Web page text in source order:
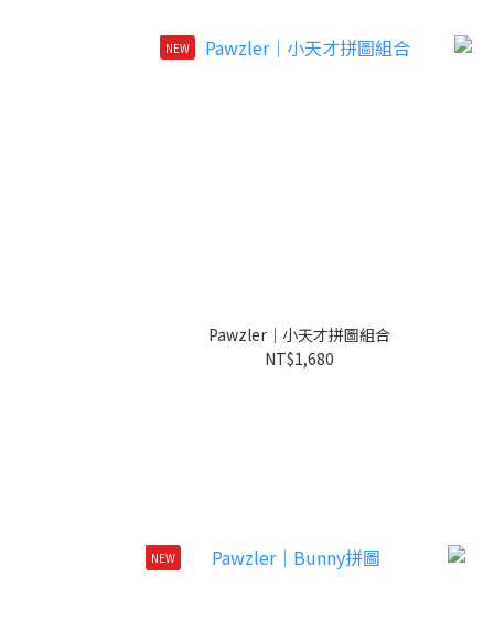
NEW
Pawzler｜小天才拼圖組合
NT$1,680
NEW